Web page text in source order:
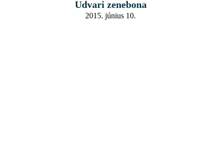
Udvari zenebona
2015. június 10.